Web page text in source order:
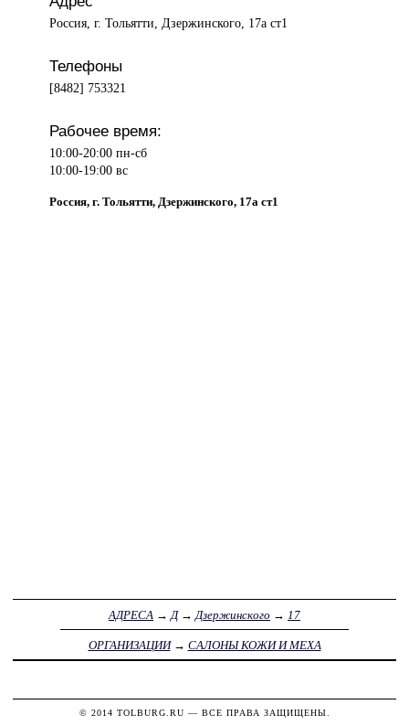
Россия, г. Тольятти, Дзержинского, 17а ст1
Телефоны
[8482] 753321
Рабочее время:
10:00-20:00 пн-сб
10:00-19:00 вс
Россия, г. Тольятти, Дзержинского, 17а ст1
АДРЕСА → Д→ Дзержинского → 17
ОРГАНИЗАЦИИ→ САЛОНЫ КОЖИ И МЕХА
© 2014 TOLBURG.RU — ВСЕ ПРАВА ЗАЩИЩЕНЫ.